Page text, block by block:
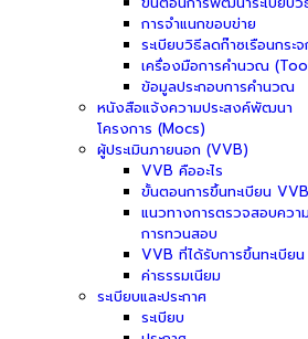
การจำแนกขอบข่าย
ระเบียบวิธีลดก๊าซเรือนกระจ
เครื่องมือการคำนวณ
ข้อมูลประกอบการคำนวณ
หนังสือแจ้งความประสงค์พัฒนา
โครงการ (Mocs)
ผู้ประเมินภายนอก (VVB)
VVB คืออะไร
ขั้นตอนการขึ้นทะเบียน VVB
แนวทางการตรวจสอบควา
การทวนสอบ
VVB ที่ได้รับการขึ้นทะเบียน
ค่าธรรมเนียม
ระเบียบและประกาศ
ระเบียบ